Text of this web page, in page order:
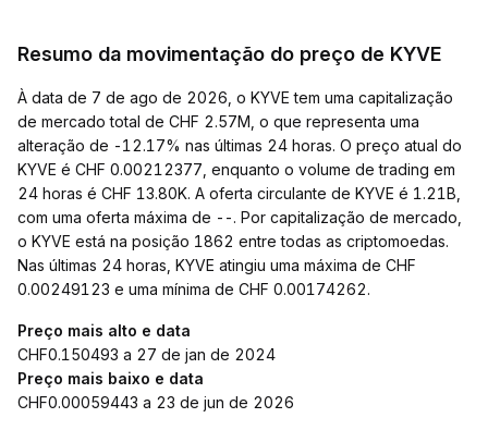
Resumo da movimentação do preço de KYVE
À data de 7 de ago de 2026, o KYVE tem uma capitalização
de mercado total de CHF 2.57M, o que representa uma
alteração de -12.17% nas últimas 24 horas. O preço atual do
KYVE é CHF 0.00212377, enquanto o volume de trading em
24 horas é CHF 13.80K. A oferta circulante de KYVE é 1.21B,
com uma oferta máxima de --. Por capitalização de mercado,
o KYVE está na posição 1862 entre todas as criptomoedas.
Nas últimas 24 horas, KYVE atingiu uma máxima de CHF
0.00249123 e uma mínima de CHF 0.00174262.
Preço mais alto e data
CHF0.150493 a 27 de jan de 2024
Preço mais baixo e data
CHF0.00059443 a 23 de jun de 2026